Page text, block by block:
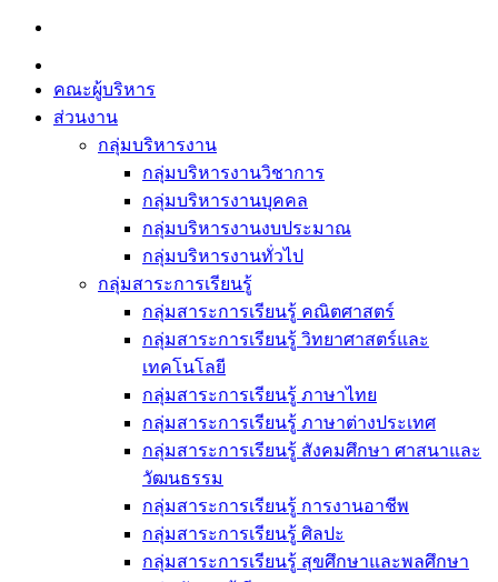
Skip
content
คณะผู้บริหาร
ส่วนงาน
กลุ่มบริหารงาน
กลุ่มบริหารงานวิชาการ
กลุ่มบริหารงานบุคคล
กลุ่มบริหารงานงบประมาณ
กลุ่มบริหารงานทั่วไป
กลุ่มสาระการเรียนรู้
กลุ่มสาระการเรียนรู้ คณิตศาสตร์
กลุ่มสาระการเรียนรู้ วิทยาศาสตร์และ
เทคโนโลยี
กลุ่มสาระการเรียนรู้ ภาษาไทย
กลุ่มสาระการเรียนรู้ ภาษาต่างประเทศ
กลุ่มสาระการเรียนรู้ สังคมศึกษา ศาสนาและ
วัฒนธรรม
กลุ่มสาระการเรียนรู้ การงานอาชีพ
กลุ่มสาระการเรียนรู้ ศิลปะ
กลุ่มสาระการเรียนรู้ สุขศึกษาและพลศึกษา